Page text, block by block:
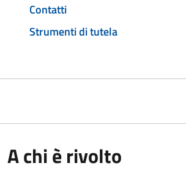
Contatti
Strumenti di tutela
A chi è rivolto